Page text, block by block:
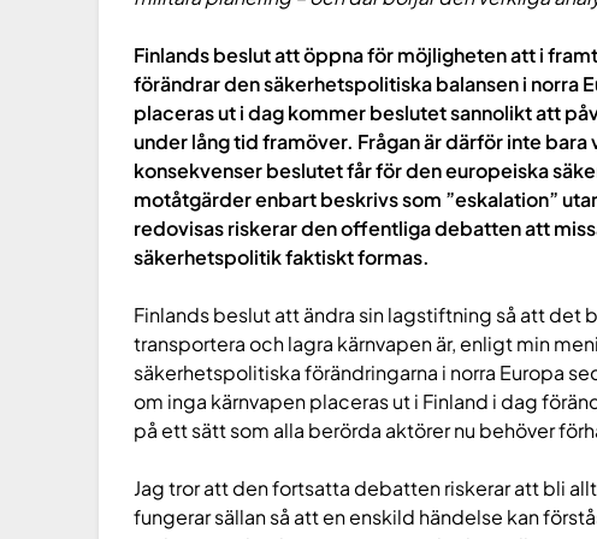
Finlands beslut att öppna för möjligheten att i
förändrar den säkerhetspolitiska balansen i norra
placeras ut i dag kommer beslutet sannolikt att
under lång tid framöver. Frågan är därför inte bara
konsekvenser beslutet får för den europeiska
motåtgärder enbart beskrivs som ”eskalation”
redovisas riskerar den offentliga debatten att
säkerhetspolitik faktiskt formas.
Finlands beslut att ändra sin lagstiftning så att det
transportera och lagra kärnvapen är, enligt min
säkerhetspolitiska förändringarna i norra Europa
om inga kärnvapen placeras ut i Finland i dag
på ett sätt som alla berörda aktörer nu behöver
Jag tror att den fortsatta debatten riskerar att bli
fungerar sällan så att en enskild händelse kan